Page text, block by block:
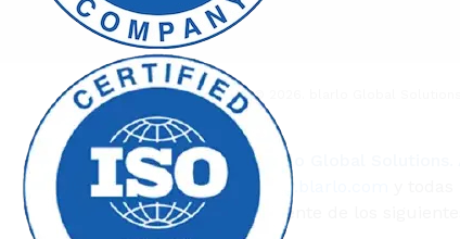
Agència de traducció © 2026. blarlo Global Solutions
Copyright © 2022. blarlo Global Solutions.
El sitio INTERNET
www.blarlo.com
componen principalmente de los